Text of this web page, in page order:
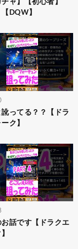
ャ】【初心者】
【DQW】
ってる？？【ドラ
ク】
話です【ドラクエ